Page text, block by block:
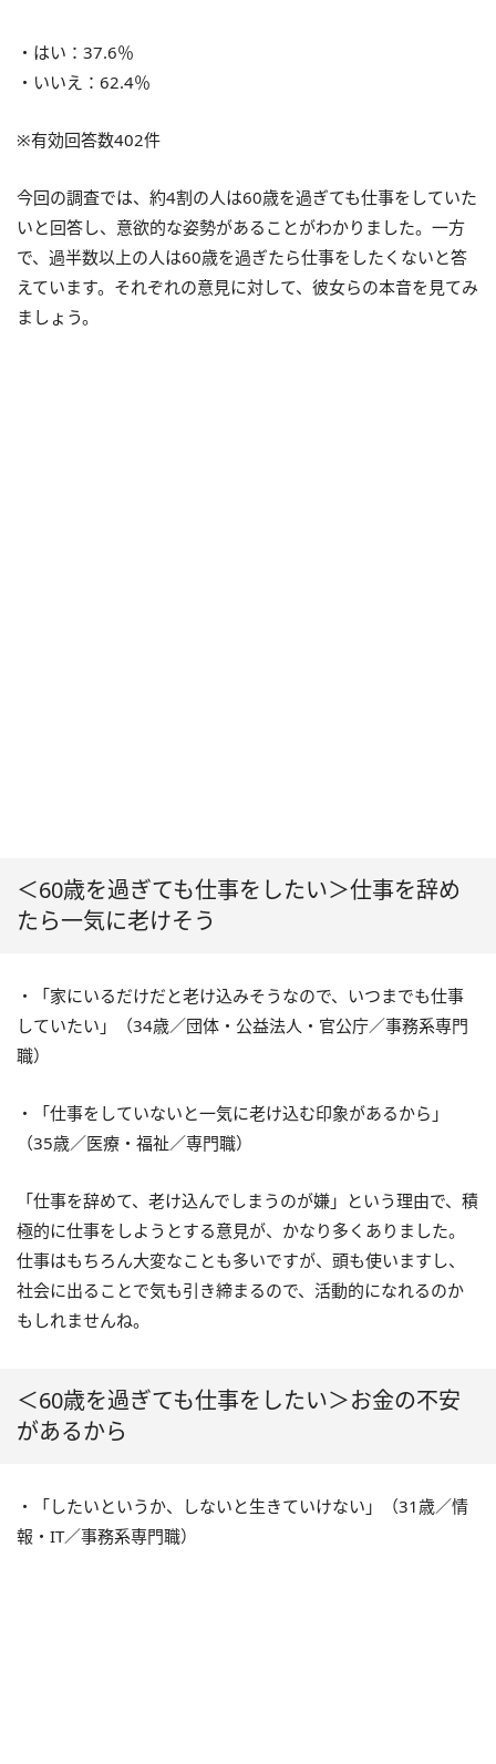
・はい：37.6％
・いいえ：62.4％
※有効回答数402件
今回の調査では、約4割の人は60歳を過ぎても仕事をしていた
いと回答し、意欲的な姿勢があることがわかりました。一方
で、過半数以上の人は60歳を過ぎたら仕事をしたくないと答
えています。それぞれの意見に対して、彼女らの本音を見てみ
ましょう。
＜60歳を過ぎても仕事をしたい＞仕事を辞め
たら一気に老けそう
・「家にいるだけだと老け込みそうなので、いつまでも仕事
していたい」（34歳／団体・公益法人・官公庁／事務系専門
職）
・「仕事をしていないと一気に老け込む印象があるから」
（35歳／医療・福祉／専門職）
「仕事を辞めて、老け込んでしまうのが嫌」という理由で、積
極的に仕事をしようとする意見が、かなり多くありました。
仕事はもちろん大変なことも多いですが、頭も使いますし、
社会に出ることで気も引き締まるので、活動的になれるのか
もしれませんね。
＜60歳を過ぎても仕事をしたい＞お金の不安
があるから
・「したいというか、しないと生きていけない」（31歳／情
報・IT／事務系専門職）